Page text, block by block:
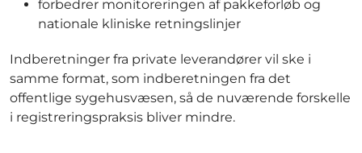
forbedrer monitoreringen af pakkeforløb og
nationale kliniske retningslinjer
Indberetninger fra private leverandører vil ske i
samme format, som indberetningen fra det
offentlige sygehusvæsen, så de nuværende forskelle
i registreringspraksis bliver mindre.